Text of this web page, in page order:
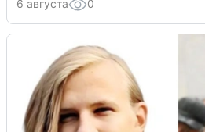
6 августа 0